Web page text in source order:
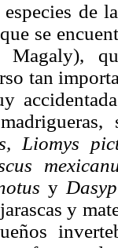
de
se
tan
Liomys
y
y